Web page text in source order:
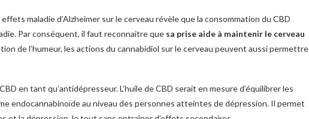
maladie d’Alzheimer sur le cerveau révèle que la consommation du CBD
Par conséquent, il faut reconnaitre que sa prise aide à maintenir le cerveau
de l’humeur, les actions du cannabidiol sur le cerveau peuvent aussi permettre
en tant qu’antidépresseur. L’huile de CBD serait en mesure d’équilibrer les
endocannabinoïde au niveau des personnes atteintes de dépression. Il permet